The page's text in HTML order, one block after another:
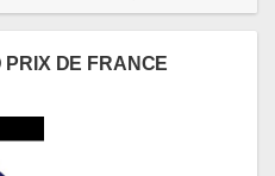
PRIX DE FRANCE